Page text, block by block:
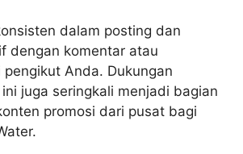
dalam posting dan
dengan komentar atau
Anda. Dukungan
juga seringkali menjadi bagian
promosi dari pusat bagi